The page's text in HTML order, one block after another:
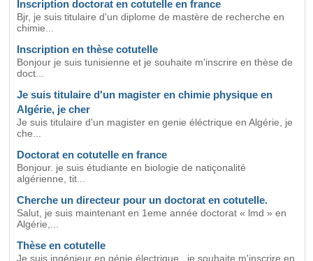
Inscription doctorat en cotutelle en france
Bjr, je suis titulaire d'un diplome de mastère de recherche en
chimie...
Inscription en thèse cotutelle
Bonjour je suis tunisienne et je souhaite m'inscrire en thèse de
doct...
Je suis titulaire d'un magister en chimie physique en
Algérie, je cher
Je suis titulaire d'un magister en genie éléctrique en Algérie, je
che...
Doctorat en cotutelle en france
Bonjour. je suis étudiante en biologie de natiçonalité
algérienne, tit...
Cherche un directeur pour un doctorat en cotutelle.
Salut, je suis maintenant en 1eme année doctorat « lmd » en
Algérie,...
Thèse en cotutelle
Je suis ingénieur en génie électrique , je souhaite m'inscrire en